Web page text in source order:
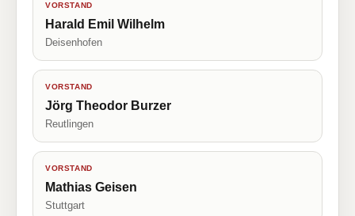
VORSTAND
Harald Emil Wilhelm
Deisenhofen
VORSTAND
Jörg Theodor Burzer
Reutlingen
VORSTAND
Mathias Geisen
Stuttgart